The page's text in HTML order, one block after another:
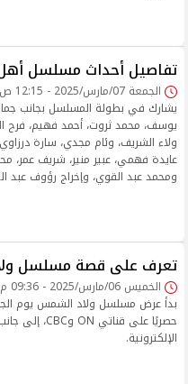
تفاصيل أحداث مسلسل أهل
الجمعة 07/مارس/2025 - 12:15 ص
يشارك في بطولة المسلسل بجانب
يوسف، محمد ثروت، أحمد فهيم، فرح
ولاء الشريف، وئام مجدي، سارة
عايدة فهمي، عبير منير، شريف عمر،
ومحمد عبد القوي، وإخراج رؤوف عبد
تعرف على قصة مسلسل
الخميس 06/مارس/2025 - 09:36 م
الإلكترونية.